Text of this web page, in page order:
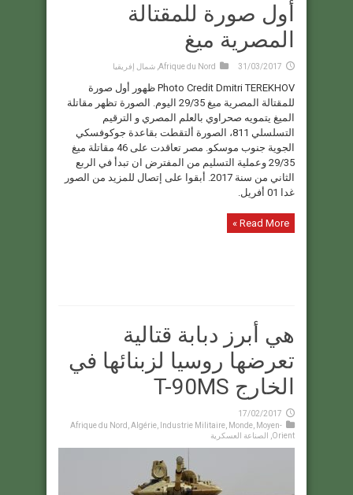
أول صورة للمقتالة
المصرية ميغ
31/03/2017
Afrique du Nord شمال إفريقيا
Photo Credit Dmitri TEREKHOV ظهور أول صورة
للمقتالة المصرية ميغ 29/35 اليوم. الصورة تظهر مقاتلة
الميغ يتمويه صحراوي بالعلم المصري و الترقيم
التسلسلي 811، الصورة ألتقطت بقاعدة جوكوفسكي
الجوية جنوب موسكو. مصر تعاقدت على 46 مقاتلة ميغ
29/35 وعملية التسليم من المفترض ان تبدأ في الربع
الثاني من سنة 2017. أبقوا على إتصال للمزيد من الصور
غدا 01 أفريل.
Read More »
هي أبرز دبابة قتالية
تعرضها روسيا لزبنائها في
الخارج T-90MS
17/02/2017
Afrique du Nord Algérie Industrie Militaire Monde Moyen-
Orient الصناعة العسكرية